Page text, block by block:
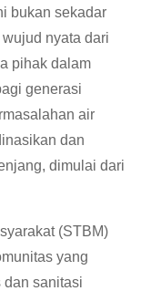
bukan sekadar
nyata dari
pihak dalam
generasi
air
dan
dimulai dari
(STBM)
yang
dan sanitasi